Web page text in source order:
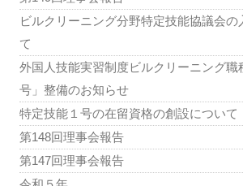
ビルクリーニング分野特定技能協議会の
て
外国人技能実習制度ビルクリーニング職
号」整備のお知らせ
特定技能１号の在留資格の創設について
第148回理事会報告
第147回理事会報告